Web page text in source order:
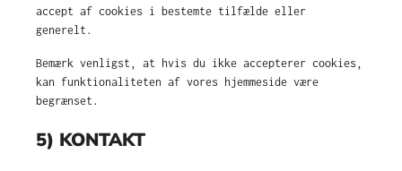
accept af cookies i bestemte tilfælde eller
generelt.
Bemærk venligst, at hvis du ikke accepterer cookies,
kan funktionaliteten af vores hjemmeside være
begrænset.
5) KONTAKT